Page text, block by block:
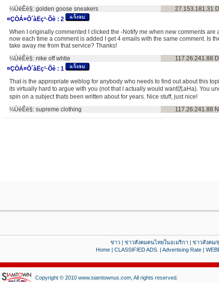
¼ÙéÊè§: golden goose sneakers 27.153.181.31
¤ÇÒÁ¤Ô´àËç¹·Õè : 2
When I originally commented I clicked the -Notify me when new comments are
now each time a comment is added I get 4 emails with the same comment. Is
take away me from that service? Thanks!
¼ÙéÊè§: nike off whtie 117.26.241.88
¤ÇÒÁ¤Ô´àËç¹·Õè : 1
That is the appropriate weblog for anybody who needs to find out about this
its virtually hard to argue with you (not that I actually would want匟aHa). You
spin on a subject thats been written about for years. Nice stuff, just nice!
¼ÙéÊè§: supreme clothing 117.26.241.88
ข่าว| ข่าวสังคมคนไทยในอเมริกา| ข่าวสังคม/
Home| CLASSIFIED ADS. | Advertising Rate|
Copyright © 2010 www.siamtownus.com, All rights reserved.